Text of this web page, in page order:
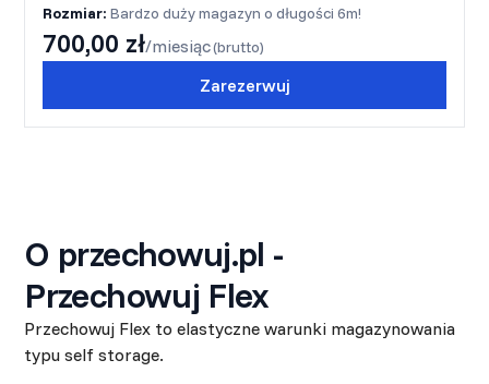
Rozmiar: Bardzo duży magazyn o długości 6m!
700,00 zł/miesiąc(brutto)
Zarezerwuj
O przechowuj.pl -
Przechowuj Flex
Przechowuj Flex to elastyczne warunki magazynowania
typu self storage.